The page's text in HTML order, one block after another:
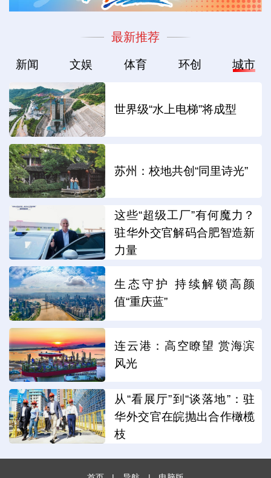
最新推荐
新闻 文娱 体育 环创 城市
世界级“水上电梯”将成型
苏州：校地共创“同里诗光”
这些“超级工厂”有何魔力？
驻华外交官解码合肥智造新
力量
生态守护 持续解锁高颜
值“重庆蓝”
连云港：高空瞭望 赏海滨
风光
从“看展厅”到“谈落地”：驻
华外交官在皖抛出合作橄榄
枝